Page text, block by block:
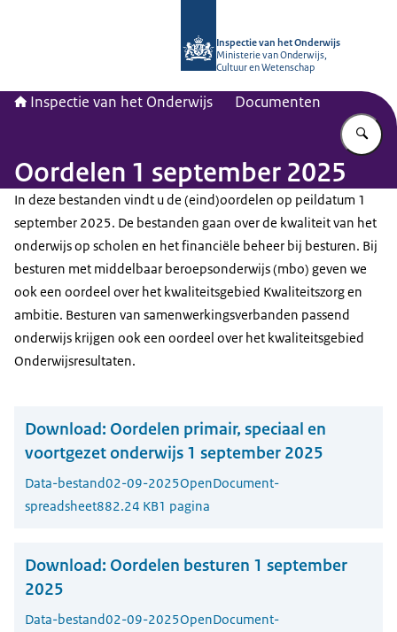
Inspectie van het Onderwijs
Ministerie van Onderwijs,
Cultuur en Wetenschap
Inspectie van het Onderwijs Documenten
Oordelen 1 september 2025
In deze bestanden vindt u de (eind)oordelen op peildatum 1
september 2025. De bestanden gaan over de kwaliteit van het
onderwijs op scholen en het financiële beheer bij besturen. Bij
besturen met middelbaar beroepsonderwijs (mbo) geven we
ook een oordeel over het kwaliteitsgebied Kwaliteitszorg en
ambitie. Besturen van samenwerkingsverbanden passend
onderwijs krijgen ook een oordeel over het kwaliteitsgebied
Onderwijsresultaten.
Download: Oordelen primair, speciaal en
voortgezet onderwijs 1 september 2025
Data-bestand02-09-2025OpenDocument-
spreadsheet882.24 KB1 pagina
Download: Oordelen besturen 1 september
2025
Data-bestand02-09-2025OpenDocument-